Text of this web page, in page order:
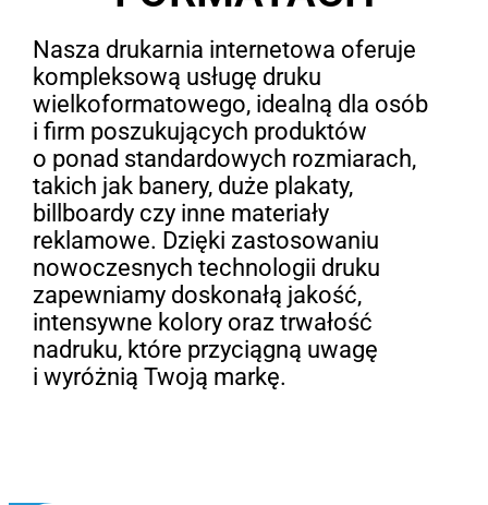
Nasza drukarnia internetowa oferuje
kompleksową usługę druku
wielkoformatowego, idealną dla osób
i firm poszukujących produktów
o ponad standardowych rozmiarach,
takich jak banery, duże plakaty,
billboardy czy inne materiały
reklamowe. Dzięki zastosowaniu
nowoczesnych technologii druku
zapewniamy doskonałą jakość,
intensywne kolory oraz trwałość
nadruku, które przyciągną uwagę
i wyróżnią Twoją markę.